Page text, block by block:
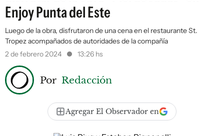
Enjoy Punta del Este
Luego de la obra, disfrutaron de una cena en el restaurante St.
Tropez acompañados de autoridades de la compañía
2 de febrero 2024
13:26 hs
Por Redacción
Agregar El Observador en